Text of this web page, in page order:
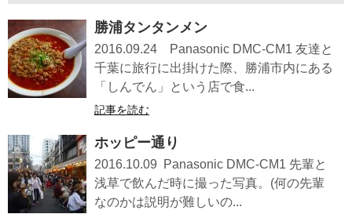
勝浦タンタンメン
2016.09.24 Panasonic DMC-CM1 友達と
千葉に旅行に出掛けた際、勝浦市内にある
「しんでん」という店で食...
記事を読む
ホッピー通り
2016.10.09 Panasonic DMC-CM1 先輩と
浅草で飲んだ時に撮った写真。(何の先輩
なのかは説明が難しいの...